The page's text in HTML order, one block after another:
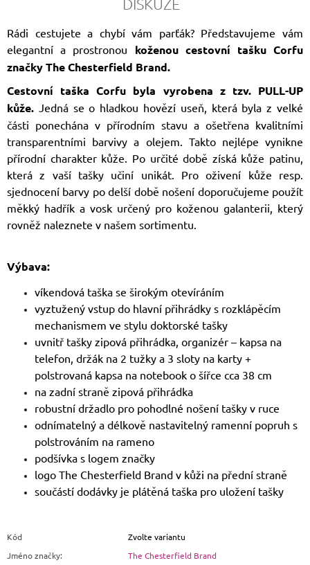
Rádi cestujete a chybí vám parťák? Představujeme vám
elegantní a prostronou koženou cestovní tašku Corfu
značky The Chesterfield Brand.
Cestovní taška Corfu byla vyrobena z tzv. PULL-UP
kůže. Jedná se o hladkou hovězí useň, která byla z velké
části ponechána v přírodním stavu a ošetřena kvalitními
transparentními barvivy a olejem. Takto nejlépe vynikne
přírodní charakter kůže. Po určité době získá kůže patinu,
která z vaší tašky učiní unikát. Pro oživení kůže resp.
sjednocení barvy po delší době nošení doporučujeme použít
měkký hadřík a vosk určený pro koženou galanterii, který
rovněž naleznete v našem sortimentu.
Výbava:
víkendová taška se širokým otevíráním
vyztužený vstup do hlavní přihrádky s rozklápěcím
mechanismem ve stylu doktorské tašky
uvnitř tašky zipová přihrádka, organizér – kapsa na
telefon, držák na 2 tužky a 3 sloty na karty +
polstrovaná kapsa na notebook o šířce cca 38 cm
na zadní straně zipová přihrádka
robustní držadlo pro pohodlné nošení tašky v ruce
odnímatelný a délkově nastavitelný ramenní popruh s
polstrováním na rameno
podšívka s logem značky
logo The Chesterfield Brand v kůži na přední straně
součástí dodávky je plátěná taška pro uložení tašky
Kód
Zvolte variantu
Jméno značky:
The Chesterfield Brand